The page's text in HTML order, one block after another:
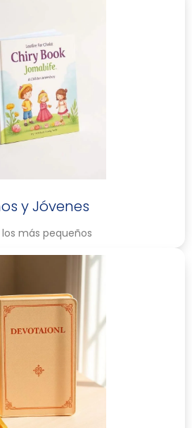
y Jóvenes
los más pequeños